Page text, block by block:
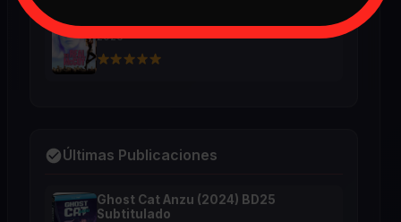
2026
Últimas Publicaciones
Ghost Cat Anzu (2024) BD25
Subtitulado